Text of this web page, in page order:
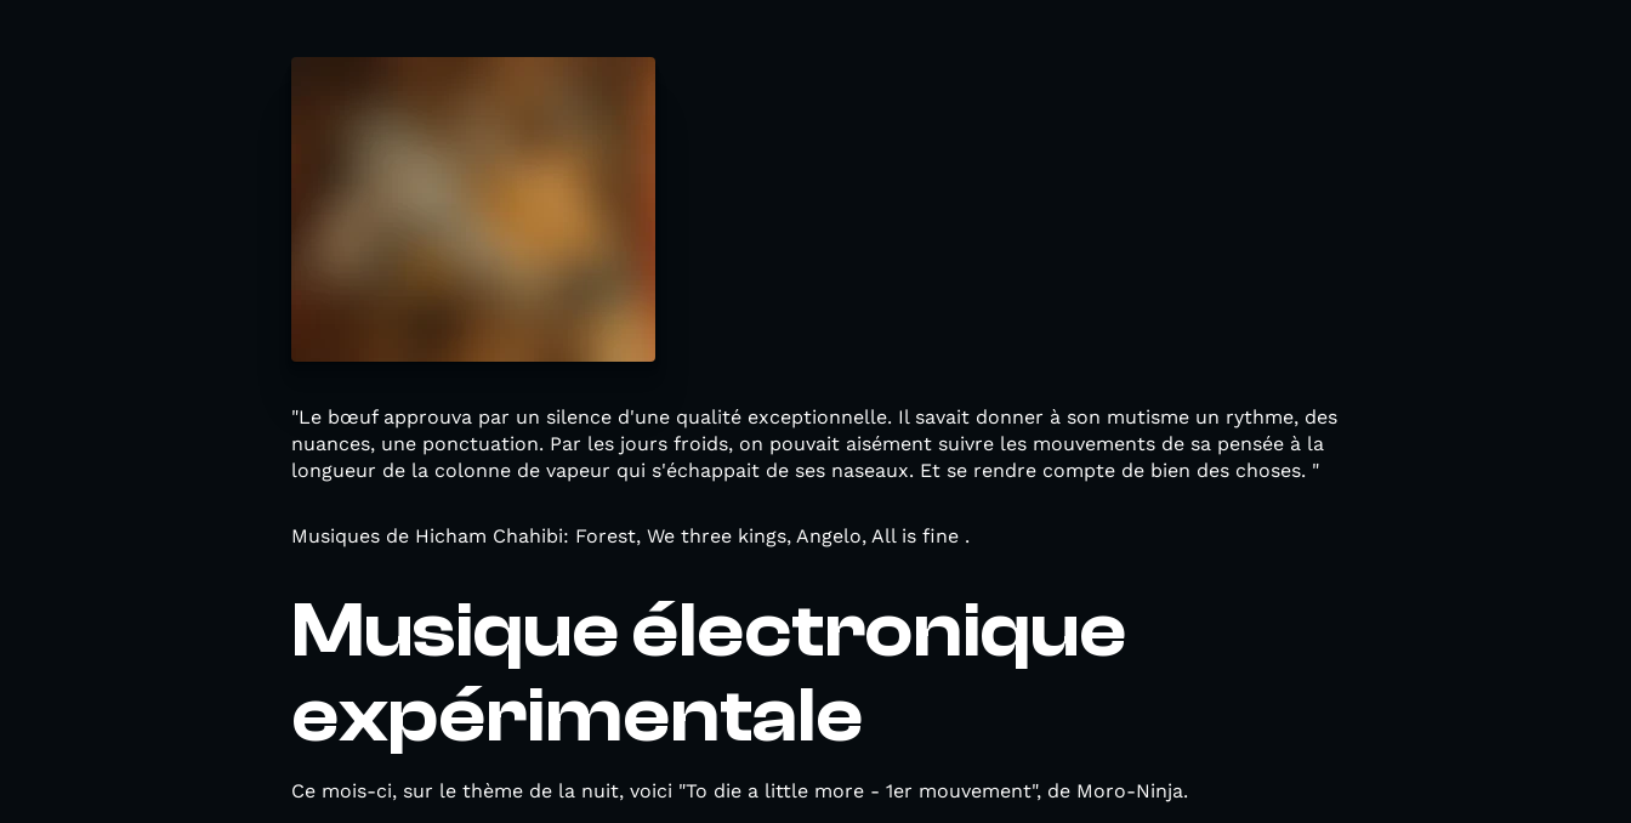
"Le bœuf approuva par un silence d'une qualité exceptionnelle. Il savait donner à son mutisme un rythme, des
nuances, une ponctuation. Par les jours froids, on pouvait aisément suivre les mouvements de sa pensée à la
longueur de la colonne de vapeur qui s'échappait de ses naseaux. Et se rendre compte de bien des choses. "
Musiques de Hicham Chahibi: Forest, We three kings, Angelo, All is fine .
Musique électronique
expérimentale
Ce mois-ci, sur le thème de la nuit, voici "To die a little more - 1er mouvement", de Moro-Ninja.